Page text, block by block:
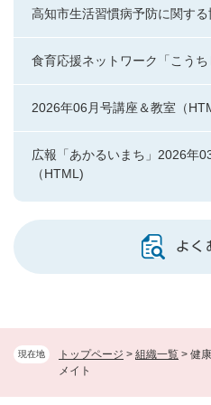
現在地 トップページ > 組織一覧 > 健
メイト
高知市生活習慣病予防に関す
食育応援ネットワーク「こうち
2026年06月号講座＆教室（
広報「あかるいまち」2026年
（HTML)
よく